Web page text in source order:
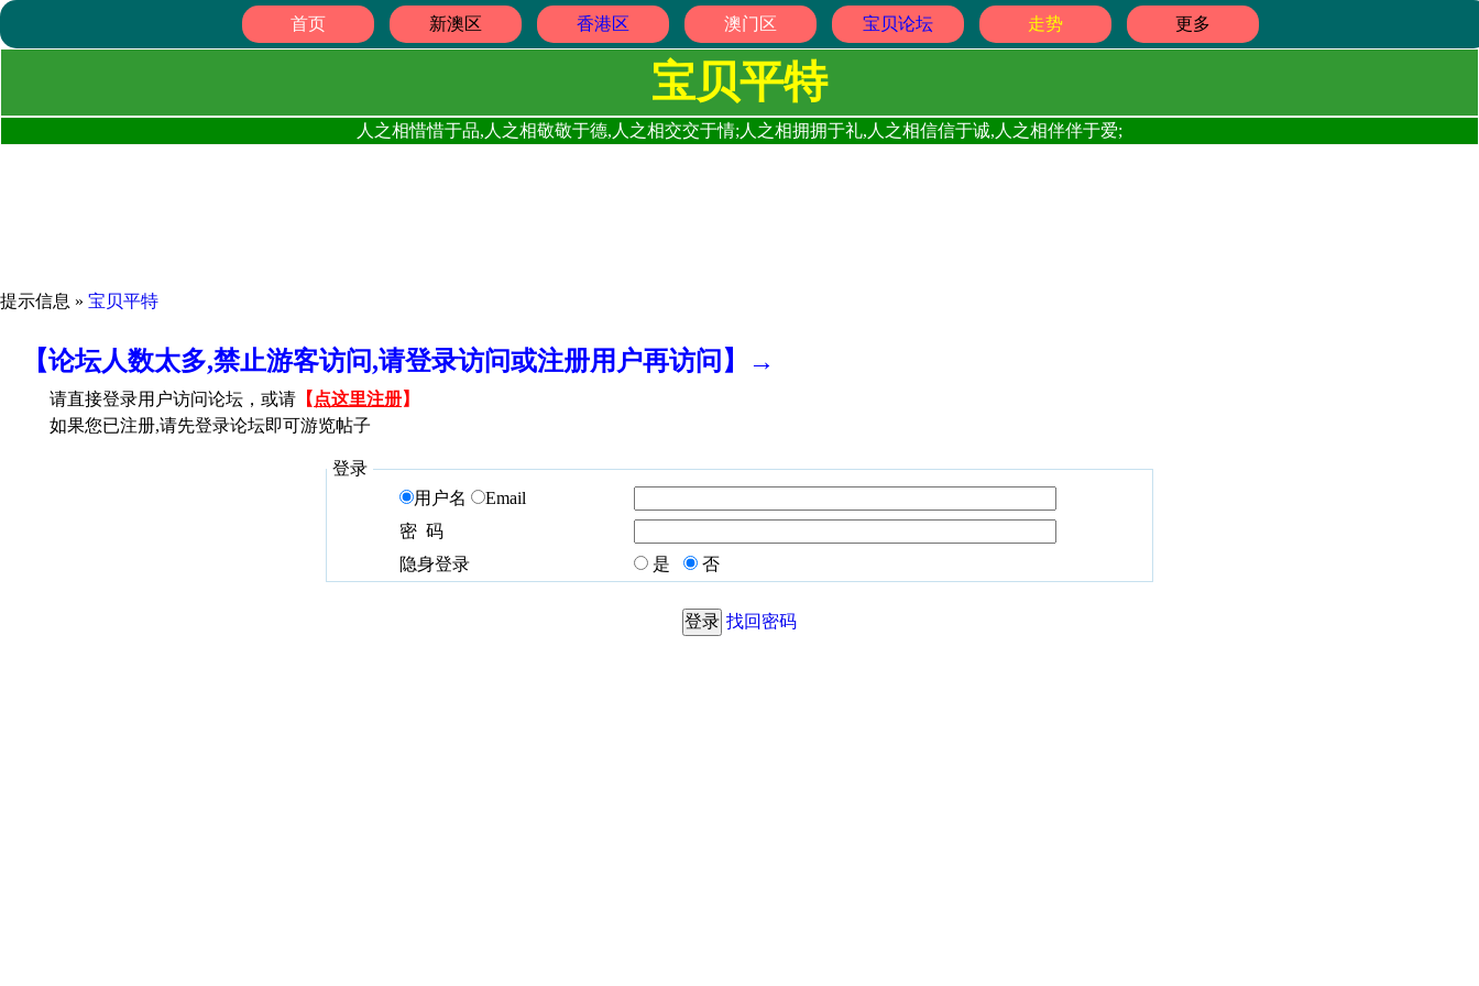
首页 新澳区 香港区 澳门区 宝贝论坛 走势 更多
宝贝平特
人之相惜惜于品,人之相敬敬于德,人之相交交于情;人之相拥拥于礼,人之相信信于诚,人之相伴伴于爱;
提示信息 » 宝贝平特
【论坛人数太多,禁止游客访问,请登录访问或注册用户再访问】→
请直接登录用户访问论坛，或请 【 点这里注册】
如果您已注册,请先登录论坛即可游览帖子
登录
用户名
Email
密 码
隐身登录
是 否
找回密码